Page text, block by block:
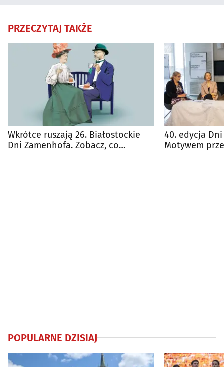
PRZECZYTAJ TAKŻE
Wkrótce ruszają 26. Białostockie
Dni Zamenhofa. Zobacz, co
40. edycja Dni
Motywem
POPULARNE DZISIAJ